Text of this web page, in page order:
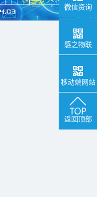
微信资询
感之物联
移动端网站
返回顶部